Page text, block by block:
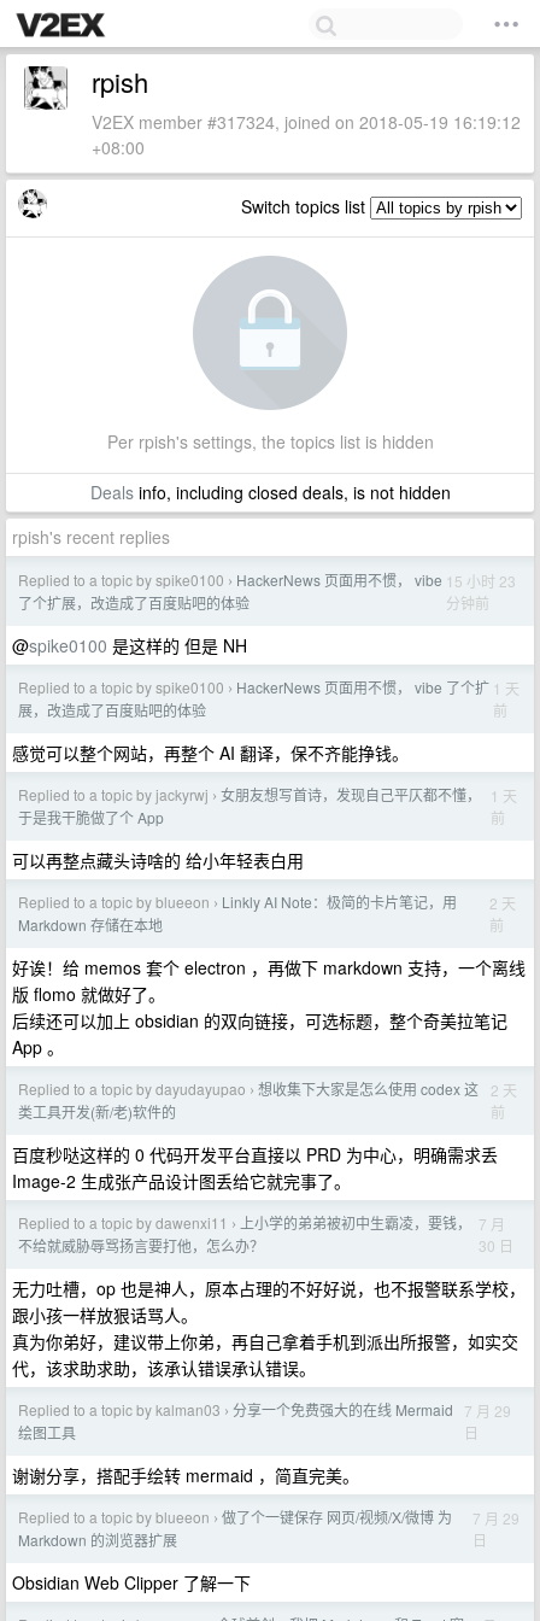
rpish
V2EX member #317324, joined on 2018-05-19 16:19:12
+08:00
Switch topics list
Per rpish's settings, the topics list is hidden
Dealsinfo, including closed deals, is not hidden
rpish's recent replies
Replied to a topic by spike0100 › HackerNews 页面用不惯， vibe
了个扩展，改造成了百度贴吧的体验
15 小时 23
分钟前
@spike0100 是这样的 但是 NH
Replied to a topic by spike0100 › HackerNews 页面用不惯， vibe 了个扩
展，改造成了百度贴吧的体验
1 天
前
感觉可以整个网站，再整个 AI 翻译，保不齐能挣钱。
Replied to a topic by jackyrwj › 女朋友想写首诗，发现自己平仄都不懂，
于是我干脆做了个 App
1 天
前
可以再整点藏头诗啥的 给小年轻表白用
Replied to a topic by blueeon › Linkly AI Note：极简的卡片笔记，用
Markdown 存储在本地
2 天
前
好诶！给 memos 套个 electron ，再做下 markdown 支持，一个离线
版 flomo 就做好了。
后续还可以加上 obsidian 的双向链接，可选标题，整个奇美拉笔记
App 。
Replied to a topic by dayudayupao › 想收集下大家是怎么使用 codex 这
类工具开发(新/老)软件的
2 天
前
百度秒哒这样的 0 代码开发平台直接以 PRD 为中心，明确需求丢
Image-2 生成张产品设计图丢给它就完事了。
Replied to a topic by dawenxi11 ›
上小学的弟弟被初中生霸凌，要钱，
不给就威胁辱骂扬言要打他，怎么办？
7 月
30 日
无力吐槽，op 也是神人，原本占理的不好好说，也不报警联系学校，
跟小孩一样放狠话骂人。
真为你弟好，建议带上你弟，再自己拿着手机到派出所报警，如实交
代，该求助求助，该承认错误承认错误。
Replied to a topic by kalman03 › 分享一个免费强大的在线 Mermaid
绘图工具
7 月 29
日
谢谢分享，搭配手绘转 mermaid ，简直完美。
Replied to a topic by blueeon › 做了个一键保存 网页/视频/X/微博 为
Markdown 的浏览器扩展
7 月 29
日
Obsidian Web Clipper 了解一下